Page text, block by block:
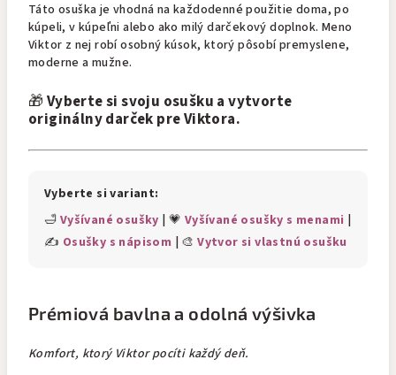
Táto osuška je vhodná na každodenné použitie doma, po
kúpeli, v kúpeľni alebo ako milý darčekový doplnok. Meno
Viktor z nej robí osobný kúsok, ktorý pôsobí premyslene,
moderne a mužne.
🎁 Vyberte si svoju osušku a vytvorte
originálny darček pre Viktora.
Vyberte si variant:
🛁 Vyšívané osušky | 💗 Vyšívané osušky s menami
✍️ Osušky s nápisom | 🎨Vytvor si vlastnú osušku
Prémiová bavlna a odolná výšivka
Komfort, ktorý Viktor pocíti každý deň.